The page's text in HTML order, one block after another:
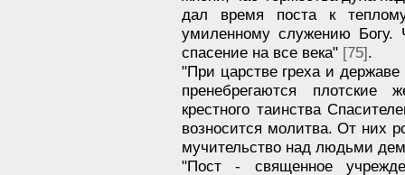
дал время поста к
умиленному служению Богу.
спасение на все века" [75].
"При царстве греха и
пренебрегаются
крестного таинства
возносится молитва. От них
мучительство над людьми
"Пост - священное